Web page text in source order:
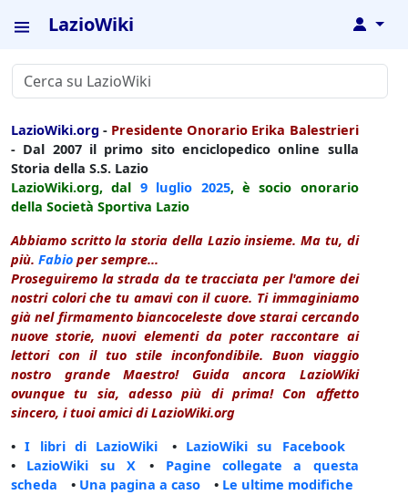
LazioWiki ↓
LazioWiki.org - Presidente Onorario Erika Balestrieri
- Dal 2007 il primo sito enciclopedico online sulla
Storia della S.S. Lazio
LazioWiki.org, dal 9 luglio 2025, è socio onorario
della Società Sportiva Lazio
Abbiamo scritto la storia della Lazio insieme. Ma tu, di
più. Fabio per sempre...
Proseguiremo la strada da te tracciata per l'amore dei
nostri colori che tu amavi con il cuore. Ti immaginiamo
già nel firmamento biancoceleste dove starai cercando
nuove storie, nuovi elementi da poter raccontare ai
lettori con il tuo stile inconfondibile. Buon viaggio
nostro grande Maestro! Guida ancora LazioWiki
ovunque tu sia, adesso più di prima! Con affetto
sincero, i tuoi amici di LazioWiki.org
•I libri di LazioWiki • LazioWiki su Facebook
• LazioWiki su X • Pagine collegate a questa
scheda • Una pagina a caso • Le ultime modifiche